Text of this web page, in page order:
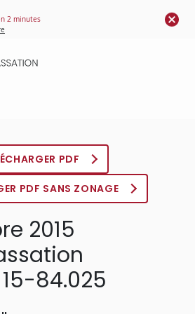
2 minutes
PDF
PDF SANS ZONAGE
2015
84.025